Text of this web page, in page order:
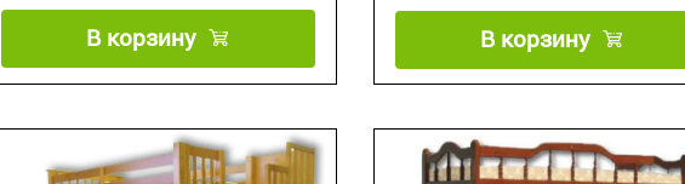
В корзину В корзину